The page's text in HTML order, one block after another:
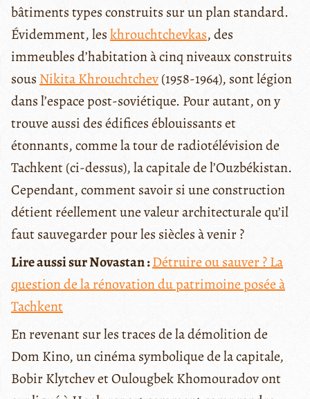
bâtiments types construits sur un plan standard.
Évidemment, leskhrouchtchevkas, des
immeubles d’habitation à cinq niveaux construits
sous Nikita Khrouchtchev(1958-1964), sont légion
dans l’espace post-soviétique. Pour autant, on y
trouve aussi des édifices éblouissants et
étonnants, comme la tour de radiotélévision de
Tachkent (ci-dessus), la capitale de l’Ouzbékistan.
Cependant, comment savoir si une construction
détient réellement une valeur architecturale qu’il
faut sauvegarder pour les siècles à venir ?
Lire aussi sur Novastan :Détruire ou sauver ? La
question de la rénovation du patrimoine posée à
Tachkent
En revenant sur les traces de la démolition de
Dom Kino, un cinéma symbolique de la capitale,
Bobir Klytchev et Oulougbek Khomouradov ont